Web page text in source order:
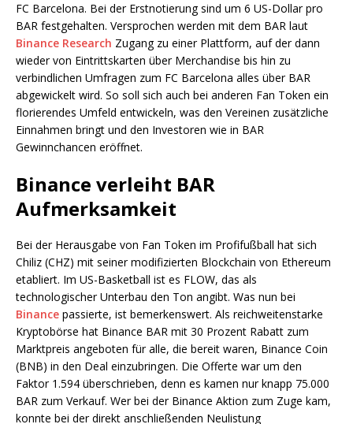
FC Barcelona. Bei der Erstnotierung sind um 6 US-Dollar pro
BAR festgehalten. Versprochen werden mit dem BAR laut
Binance Research Zugang zu einer Plattform, auf der dann
wieder von Eintrittskarten über Merchandise bis hin zu
verbindlichen Umfragen zum FC Barcelona alles über BAR
abgewickelt wird. So soll sich auch bei anderen Fan Token ein
florierendes Umfeld entwickeln, was den Vereinen zusätzliche
Einnahmen bringt und den Investoren wie in BAR
Gewinnchancen eröffnet.
Binance verleiht BAR
Aufmerksamkeit
Bei der Herausgabe von Fan Token im Profifußball hat sich
Chiliz (CHZ) mit seiner modifizierten Blockchain von Ethereum
etabliert. Im US-Basketball ist es FLOW, das als
technologischer Unterbau den Ton angibt. Was nun bei
Binance passierte, ist bemerkenswert. Als reichweitenstarke
Kryptobörse hat Binance BAR mit 30 Prozent Rabatt zum
Marktpreis angeboten für alle, die bereit waren, Binance Coin
(BNB) in den Deal einzubringen. Die Offerte war um den
Faktor 1.594 überschrieben, denn es kamen nur knapp 75.000
BAR zum Verkauf. Wer bei der Binance Aktion zum Zuge kam,
konnte bei der direkt anschließenden Neulistung